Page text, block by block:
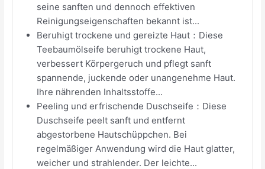
seine sanften und dennoch effektiven
Reinigungseigenschaften bekannt ist...
Beruhigt trockene und gereizte Haut：Diese
Teebaumölseife beruhigt trockene Haut,
verbessert Körpergeruch und pflegt sanft
spannende, juckende oder unangenehme Haut.
Ihre nährenden Inhaltsstoffe...
Peeling und erfrischende Duschseife：Diese
Duschseife peelt sanft und entfernt
abgestorbene Hautschüppchen. Bei
regelmäßiger Anwendung wird die Haut glatter,
weicher und strahlender. Der leichte...